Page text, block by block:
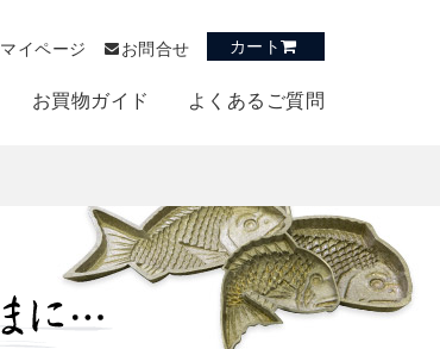
マイページ お問合せ カート
お買物ガイド よくあるご質問